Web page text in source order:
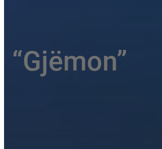
“Gjëmon”